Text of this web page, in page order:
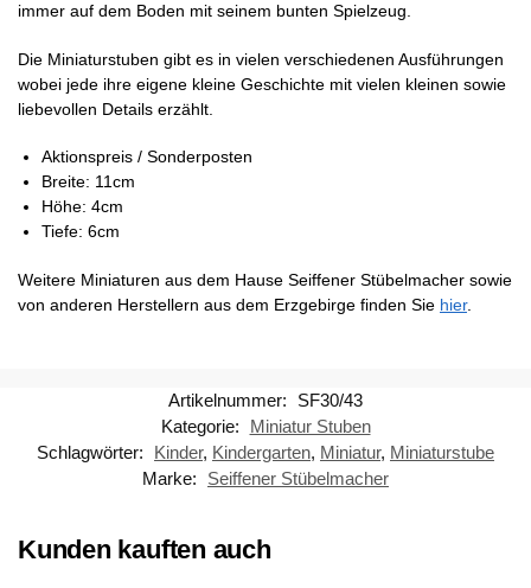
immer auf dem Boden mit seinem bunten Spielzeug.
Die Miniaturstuben gibt es in vielen verschiedenen Ausführungen
wobei jede ihre eigene kleine Geschichte mit vielen kleinen sowie
liebevollen Details erzählt.
Aktionspreis / Sonderposten
Breite: 11cm
Höhe: 4cm
Tiefe: 6cm
Weitere Miniaturen aus dem Hause Seiffener Stübelmacher sowie
von anderen Herstellern aus dem Erzgebirge finden Sie hier.
Artikelnummer:
SF30/43
Kategorie:
Miniatur Stuben
Schlagwörter:
Kinder, Kindergarten, Miniatur, Miniaturstube
Marke:
Seiffener Stübelmacher
Kunden kauften auch